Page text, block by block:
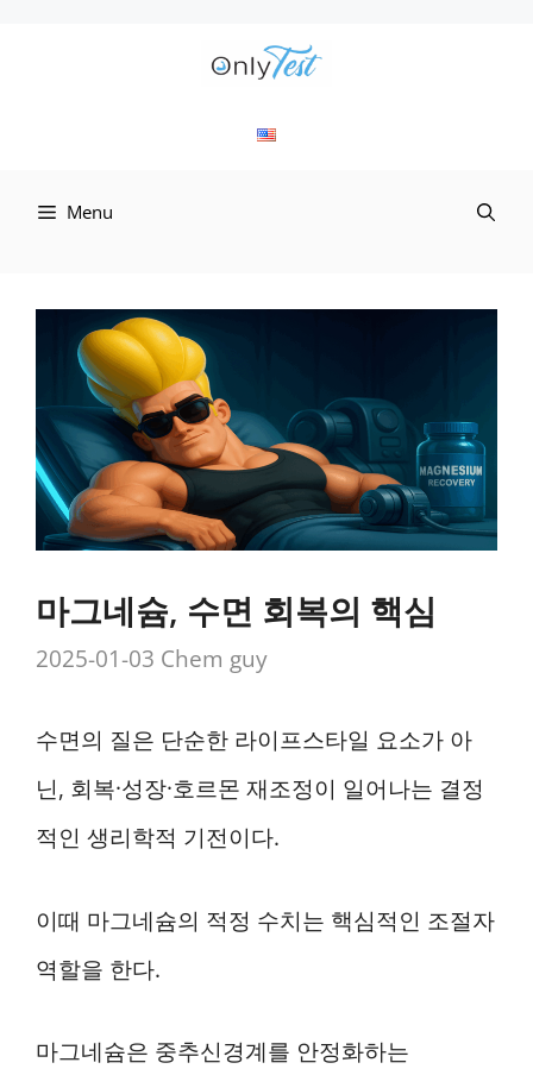
Menu
마그네슘, 수면 회복의 핵심
2025-01-03 Chem guy
수면의 질은 단순한 라이프스타일 요소가 아
닌, 회복·성장·호르몬 재조정이 일어나는 결정
적인 생리학적 기전이다.
이때 마그네슘의 적정 수치는 핵심적인 조절자
역할을 한다.
마그네슘은 중추신경계를 안정화하는